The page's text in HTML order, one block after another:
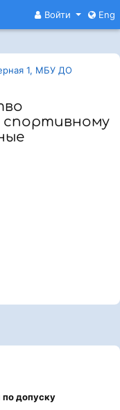
Войти Eng
1, МБУ ДО
спортивному
допуску